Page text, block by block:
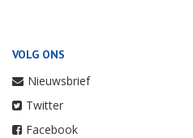
VOLG ONS
Nieuwsbrief
Twitter
Facebook